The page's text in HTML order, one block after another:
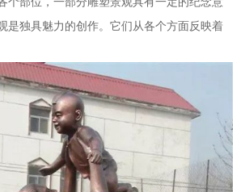
是独具魅力的创作。它们从各个方面反映着